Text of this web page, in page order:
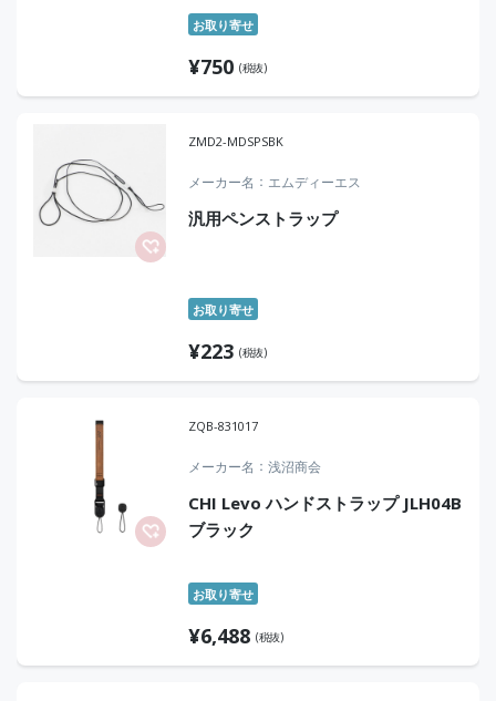
お取り寄せ
¥750 (税抜)
ZMD2-MDSPSBK
メーカー名 エムディーエス
汎用ペンストラップ
お取り寄せ
¥223 (税抜)
ZQB-831017
メーカー名 浅沼商会
CHI Levo ハンドストラップ JLH04B
ブラック
お取り寄せ
¥6,488 (税抜)